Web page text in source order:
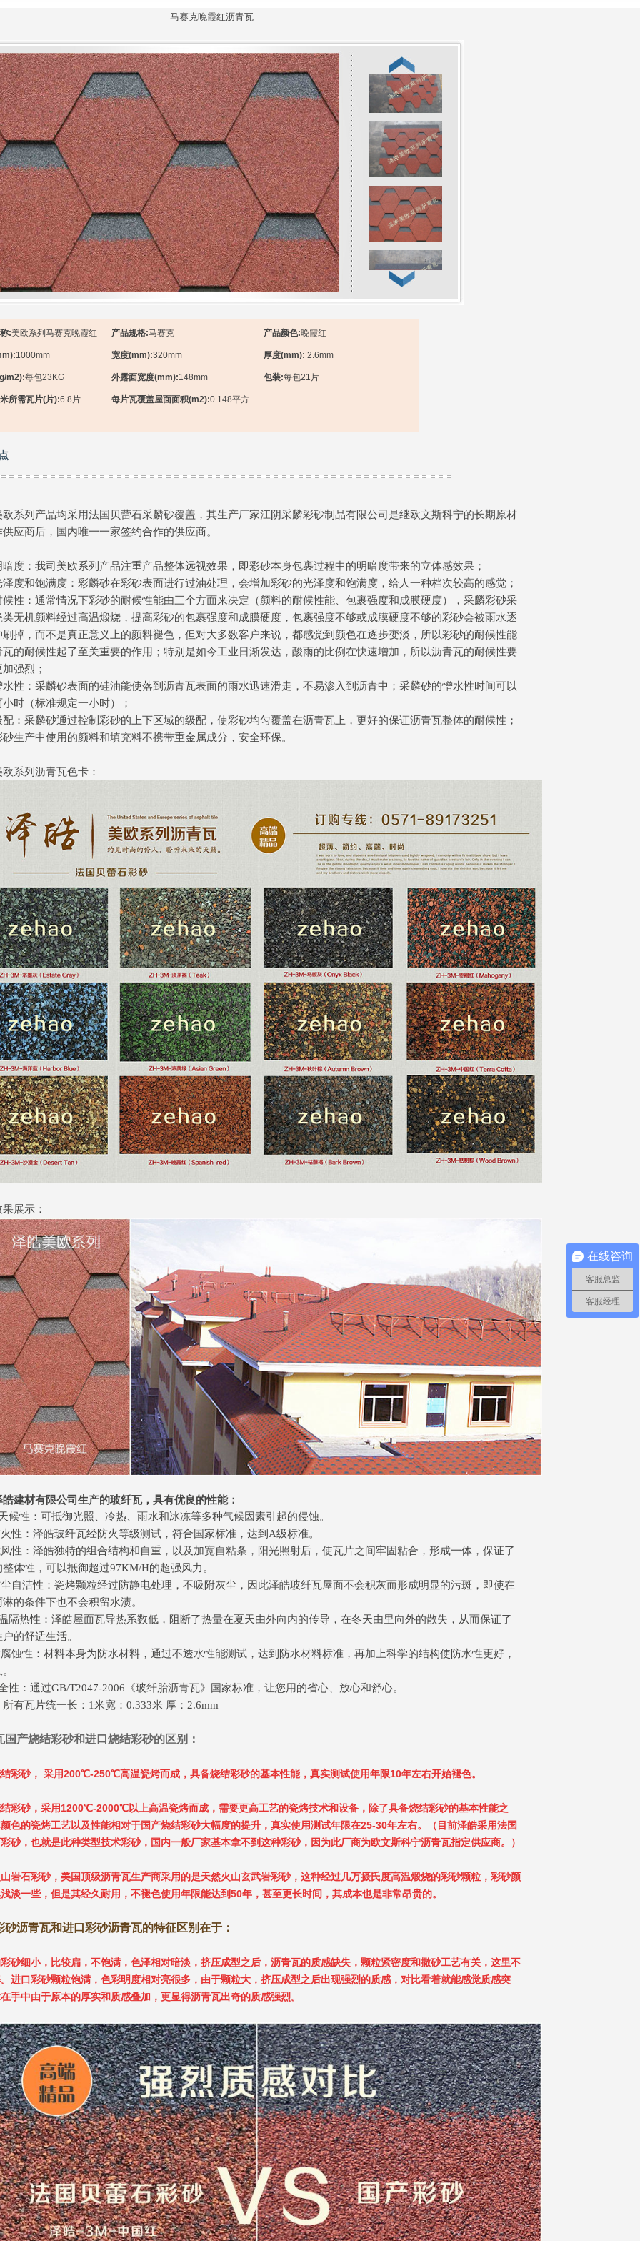
马赛克晚霞红沥青瓦
:美欧系列马赛克晚霞红 产品规格:马赛克 产品颜色:晚霞红
1000mm 宽度(mm):320mm 厚度(mm): 2.6mm
m2):每包23KG 外露面宽度(mm):148mm 包装:每包21片
所需瓦片(片):6.8片 每片瓦覆盖屋面面积(m2):0.148平方
欧系列产品均采用法国贝蕾石采麟砂覆盖，其生产厂家江阴采麟彩砂制品有限公司是继欧文斯科宁的长期原材
应商后，国内唯一一家签约合作的供应商。
暗度：我司美欧系列产品注重产品整体远视效果，即彩砂本身包裹过程中的明暗度带来的立体感效果；
泽度和饱满度：彩麟砂在彩砂表面进行过油处理，会增加彩砂的光泽度和饱满度，给人一种档次较高的感觉；
候性：通常情况下彩砂的耐候性能由三个方面来决定（颜料的耐候性能、包裹强度和成膜硬度），采麟彩砂采
类无机颜料经过高温煅烧，提高彩砂的包裹强度和成膜硬度，包裹强度不够或成膜硬度不够的彩砂会被雨水逐
刷掉，而不是真正意义上的颜料褪色，但对大多数客户来说，都感觉到颜色在逐步变淡，所以彩砂的耐候性能
瓦的耐候性起了至关重要的作用；特别是如今工业日渐发达，酸雨的比例在快速增加，所以沥青瓦的耐候性要
强烈；
水性：采麟砂表面的硅油能使落到沥青瓦表面的雨水迅速滑走，不易渗入到沥青中；采麟砂的憎水性时间可以
时（标准规定一小时）；
配：采麟砂通过控制彩砂的上下区域的级配，使彩砂均匀覆盖在沥青瓦上，更好的保证沥青瓦整体的耐候性；
生产中使用的颜料和填充料不携带重金属成分，安全环保。
系列沥青瓦色卡：
展示：
建材有限公司生产的玻纤瓦，具有优良的性能：
候性：可抵御光照、冷热、雨水和冰冻等多种气候因素引起的侵蚀。
性：泽皓玻纤瓦经防火等级测试，符合国家标准，达到A级标准。
性：泽皓独特的组合结构和自重，以及加宽自粘条，阳光照射后，使瓦片之间牢固粘合，形成一体，保证了
体性，可以抵御超过97KM/H的超强风力。
自洁性：瓷烤颗粒经过防静电处理，不吸附灰尘，因此泽皓玻纤瓦屋面不会积灰而形成明显的污斑，即使在
的条件下也不会积留水渍。
隔热性：泽皓屋面瓦导热系数低，阻断了热量在夏天由外向内的传导，在冬天由里向外的散失，从而保证了
的舒适生活。
蚀性：材料本身为防水材料，通过不透水性能测试，达到防水材料标准，再加上科学的结构使防水性更好，
性：通过GB/T2047-2006《玻纤胎沥青瓦》国家标准，让您用的省心、放心和舒心。
所有瓦片统一长：1米宽：0.333米 厚：2.6mm
国产烧结彩砂和进口烧结彩砂的区别：
彩砂， 采用200℃-250℃高温瓷烤而成，具备烧结彩砂的基本性能，真实测试使用年限10年左右开始褪色。
彩砂，采用1200℃-2000℃以上高温瓷烤而成，需要更高工艺的瓷烤技术和设备，除了具备烧结彩砂的基本性能之
色的瓷烤工艺以及性能相对于国产烧结彩砂大幅度的提升，真实使用测试年限在25-30年左右。（目前泽皓采用法国
砂，也就是此种类型技术彩砂，国内一般厂家基本拿不到这种彩砂，因为此厂商为欧文斯科宁沥青瓦指定供应商。）
岩石彩砂，美国顶级沥青瓦生产商采用的是天然火山玄武岩彩砂，这种经过几万摄氏度高温煅烧的彩砂颗粒，彩砂颜
淡一些，但是其经久耐用，不褪色使用年限能达到50年，甚至更长时间，其成本也是非常昂贵的。
砂沥青瓦和进口彩砂沥青瓦的特征区别在于：
砂细小，比较扁，不饱满，色泽相对暗淡，挤压成型之后，沥青瓦的质感缺失，颗粒紧密度和撒砂工艺有关，这里不
进口彩砂颗粒饱满，色彩明度相对亮很多，由于颗粒大，挤压成型之后出现强烈的质感，对比看着就能感觉质感突
手中由于原本的厚实和质感叠加，更显得沥青瓦出奇的质感强烈。
在线咨询
客服总监
客服经理